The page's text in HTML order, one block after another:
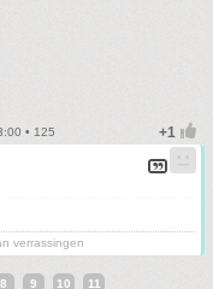
• 125
verrassingen
8 9 10 11